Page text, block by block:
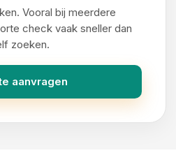
Vooral bij meerdere
check vaak sneller dan
zoeken.
aanvragen